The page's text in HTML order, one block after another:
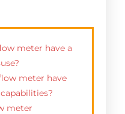
meter have a
meter have
meter